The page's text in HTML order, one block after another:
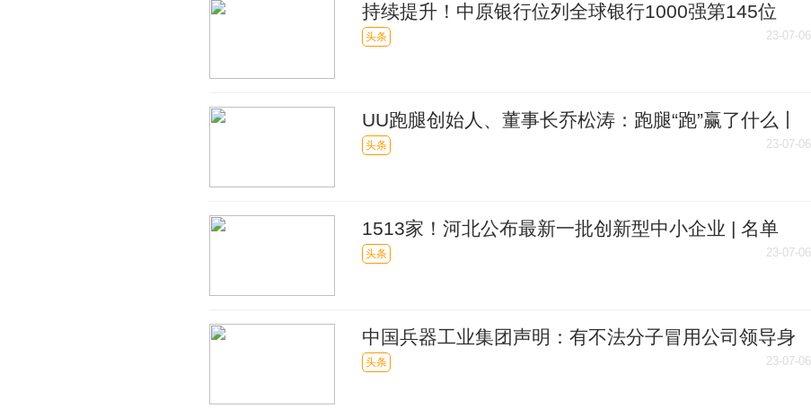
持续提升！中原银行位列全球银行1000强第145位
头条 23-07-06
UU跑腿创始人、董事长乔松涛：跑腿“跑”赢了什么丨
财金先生
头条 23-07-06
1513家！河北公布最新一批创新型中小企业 | 名单
头条 23-07-06
中国兵器工业集团声明：有不法分子冒用公司领导身
份进行诈骗
头条 23-07-06